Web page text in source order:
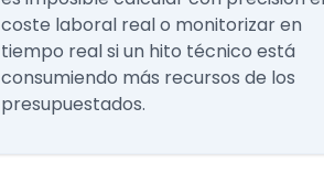
coste laboral real o monitorizar en
tiempo real si un hito técnico está
consumiendo más recursos de los
presupuestados.